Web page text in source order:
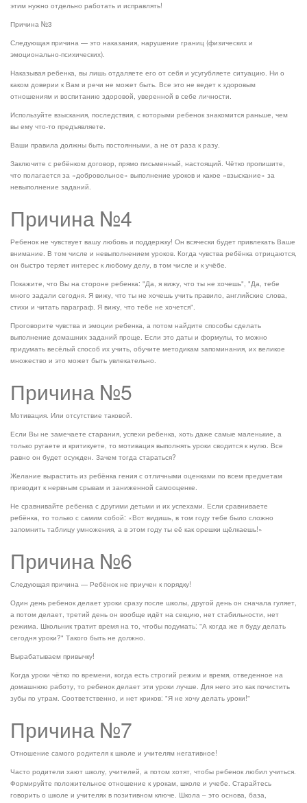
этим нужно отдельно работать и исправлять!
Причина №3
Следующая причина — это наказания, нарушение границ (физических и
эмоционально-психических).
Наказывая ребенка, вы лишь отдаляете его от себя и усугубляете ситуацию. Ни о
каком доверии к Вам и речи не может быть. Все это не ведет к здоровым
отношениям и воспитанию здоровой, уверенной в себе личности.
Используйте взыскания, последствия, с которыми ребенок знакомится раньше, чем
вы ему что-то предъявляете.
Ваши правила должны быть постоянными, а не от раза к разу.
Заключите с ребёнком договор, прямо письменный, настоящий. Чётко пропишите,
что полагается за «добровольное» выполнение уроков и какое «взыскание» за
невыполнение заданий.
Причина №4
Ребенок не чувствует вашу любовь и поддержку! Он всячески будет привлекать Ваше
внимание. В том числе и невыполнением уроков. Когда чувства ребёнка отрицаются,
он быстро теряет интерес к любому делу, в том числе и к учёбе.
Покажите, что Вы на стороне ребенка: "Да, я вижу, что ты не хочешь", "Да, тебе
много задали сегодня. Я вижу, что ты не хочешь учить правило, английские слова,
стихи и читать параграф. Я вижу, что тебе не хочется".
Проговорите чувства и эмоции ребенка, а потом найдите способы сделать
выполнение домашних заданий проще. Если это даты и формулы, то можно
придумать весёлый способ их учить, обучите методикам запоминания, их великое
множество и это может быть увлекательно.
Причина №5
Мотивация. Или отсутствие таковой.
Если Вы не замечаете старания, успехи ребенка, хоть даже самые маленькие, а
только ругаете и критикуете, то мотивация выполнять уроки сводится к нулю. Все
равно он будет осужден. Зачем тогда стараться?
Желание вырастить из ребёнка гения с отличными оценками по всем предметам
приводит к нервным срывам и заниженной самооценке.
Не сравнивайте ребенка с другими детьми и их успехами. Если сравниваете
ребёнка, то только с самим собой: «Вот видишь, в том году тебе было сложно
запомнить таблицу умножения, а в этом году ты её как орешки щёлкаешь!»
Причина №6
Следующая причина — Ребёнок не приучен к порядку!
Один день ребенок делает уроки сразу после школы, другой день он сначала гуляет,
а потом делает, третий день он вообще идёт на секцию, нет стабильности, нет
режима. Школьник тратит время на то, чтобы подумать: "А когда же я буду делать
сегодня уроки?" Такого быть не должно.
Вырабатываем привычку!
Когда уроки чётко по времени, когда есть строгий режим и время, отведенное на
домашнюю работу, то ребенок делает эти уроки лучше. Для него это как почистить
зубы по утрам. Соответственно, и нет криков: "Я не хочу делать уроки!"
Причина №7
Отношение самого родителя к школе и учителям негативное!
Часто родители хают школу, учителей, а потом хотят, чтобы ребенок любил учиться.
Формируйте положительное отношение к урокам, школе и учебе. Старайтесь
говорить о школе и учителях в позитивном ключе. Школа – это основа, база,